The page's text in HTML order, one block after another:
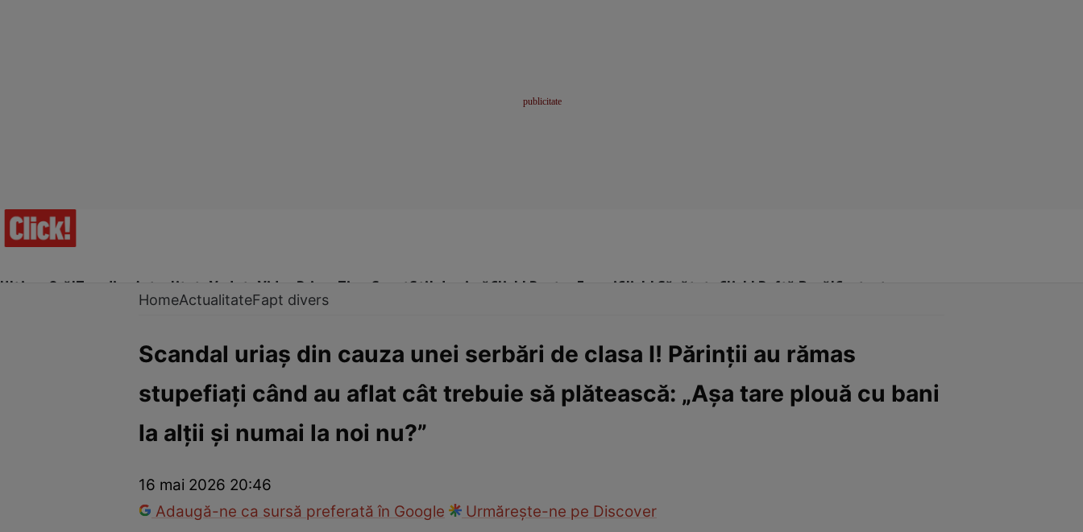
Ultima Oră!Trending Actualitate Vedete Video Prime Time SportStil de viațăClick! Pentru FemeiClick! Sănătate Click! Poftă Bună!Contact
InternaționalFapt diversTehnologieNaționalSport
HomeActualitateFapt divers
Scandal uriaș din cauza unei serbări de clasa I! Părinții au rămas
stupefiați când au aflat cât trebuie să plătească: „Așa tare plouă cu bani
la alții și numai la noi nu?”
16 mai 2026 20:46
Adaugă-ne ca sursă preferată în Google
Urmărește-ne pe Discover